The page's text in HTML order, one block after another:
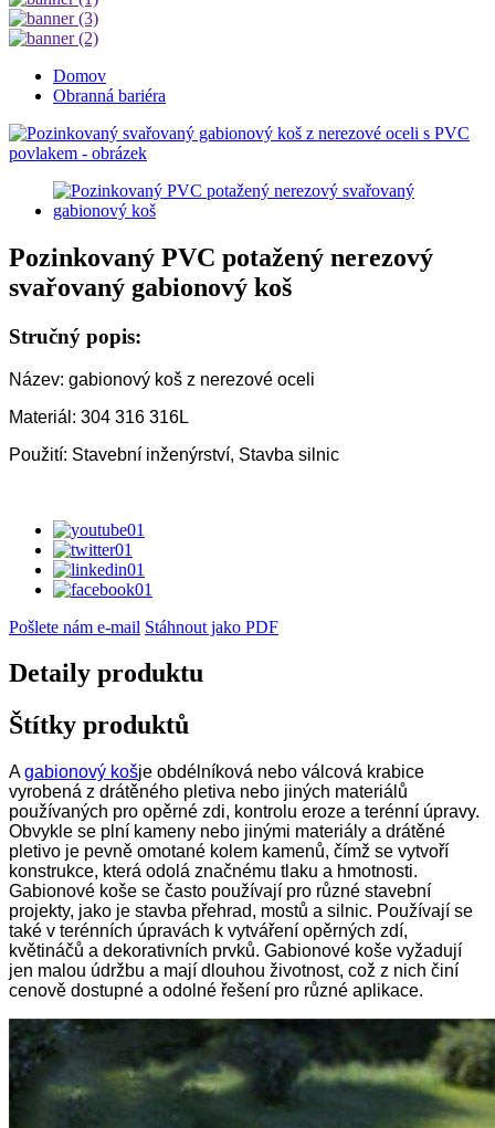
Domov
Obranná bariéra
Pozinkovaný PVC potažený nerezový
svařovaný gabionový koš
Stručný popis:
Název: gabionový koš z nerezové oceli
Materiál: 304 316 316L
Použití: Stavební inženýrství, Stavba silnic
Pošlete nám e-mail Stáhnout jako PDF
Detaily produktu
Štítky produktů
Agabionový košje obdélníková nebo válcová krabice
vyrobená z drátěného pletiva nebo jiných materiálů
používaných pro opěrné zdi, kontrolu eroze a terénní úpravy.
Obvykle se plní kameny nebo jinými materiály a drátěné
pletivo je pevně omotané kolem kamenů, čímž se vytvoří
konstrukce, která odolá značnému tlaku a hmotnosti.
Gabionové koše se často používají pro různé stavební
projekty, jako je stavba přehrad, mostů a silnic. Používají se
také v terénních úpravách k vytváření opěrných zdí,
květináčů a dekorativních prvků. Gabionové koše vyžadují
jen malou údržbu a mají dlouhou životnost, což z nich činí
cenově dostupné a odolné řešení pro různé aplikace.